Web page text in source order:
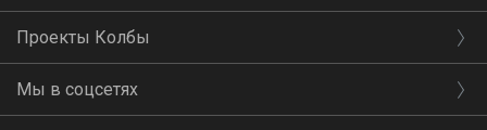
Проекты Колбы
Мы в соцсетях